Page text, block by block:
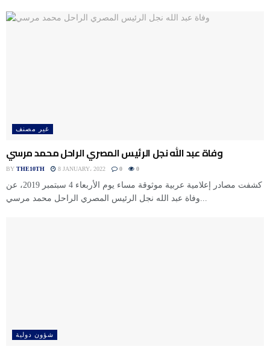
غير مصنف
وفاة عبد الله نجل الرئيس المصري الراحل محمد مرسي
BY THE10TH 8 JANUARY، 2022 0 0
كشفت مصادر إعلامية عربية موثوقة مساء يوم الأربعاء 4 سبتمبر 2019، عن
وفاة عبد الله نجل الرئيس المصري الراحل محمد مرسي...
شؤون دولية